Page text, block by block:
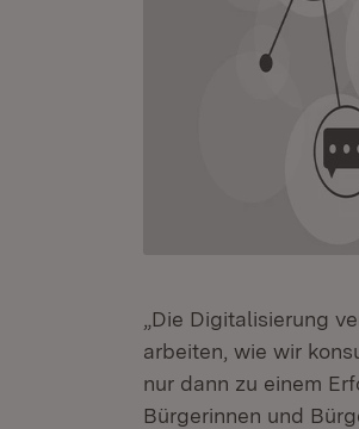
„Die Digitalisierung
arbeiten, wie wir
nur dann zu einem
Bürgerinnen und